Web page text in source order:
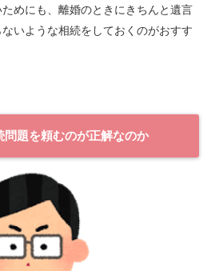
めにも、離婚のときにきちんと遺言
いような相続をしておくのがおすす
問題を頼むのが正解なのか